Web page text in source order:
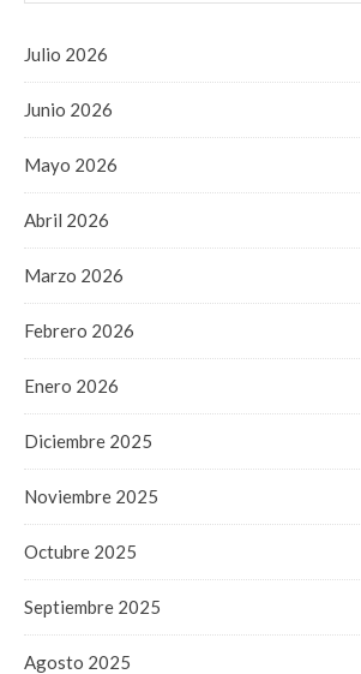
Julio 2026
Junio 2026
Mayo 2026
Abril 2026
Marzo 2026
Febrero 2026
Enero 2026
Diciembre 2025
Noviembre 2025
Octubre 2025
Septiembre 2025
Agosto 2025